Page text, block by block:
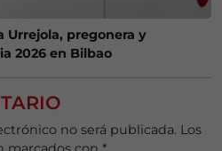
Urrejola, pregonera y
2026 en Bilbao
no será publicada. Los